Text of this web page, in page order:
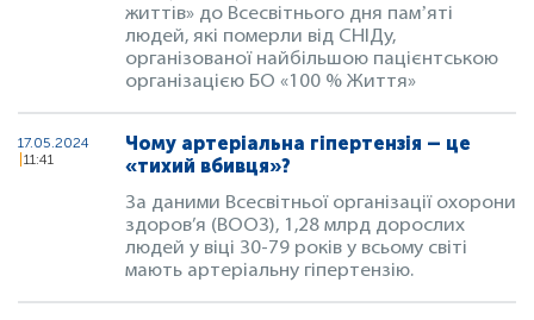
життів» до Всесвітнього дня памʼяті
людей, які померли від СНІДу,
організованої найбільшою пацієнтською
організацією БО «100 % Життя»
17.05.2024
11:41
Чому артеріальна гіпертензія – це
«тихий вбивця»?
За даними Всесвітньої організації охорони
здоров’я (ВООЗ), 1,28 млрд дорослих
людей у віці 30-79 років у всьому світі
мають артеріальну гіпертензію.